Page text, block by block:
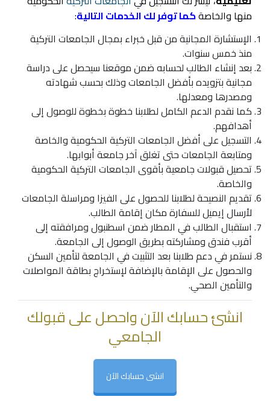
منها والخاصةكما توفر لك الخدمات التالية:
الإستشارة المجانية من قبل خبراء بمجال الجامعات التركية
منذ خمس سنوات.
بعد إنشاء الطالب لحسابه ضمن موقعنا سيحصل على دراسة
مجانية بتزويده بأفضل الجامعات وذلك بحسب شهادته
ومصدرها ومعدلها.
كما نقدم الدعم الكامل لطلابنا خطوة بخطوة للوصول إلى
أهدافهم.
التسجيل على أفضل الجامعات التركية الحكومية والخاصة
ومتابعة الجامعات حتى تغلق آخر جامعة أبوابها.
تحصيل قبولات جامعية بأقوى الجامعات التركية الحكومية
والخاصة.
تقديم النصيحة لطلابنا للحصول على الفيزا ومراسلة الجامعات
لأرسال إيميل للسفارة مكان إقامة الطالب.
استقبال الطالب في المطار ضمن اسطنبول ومرافقته إلى
أقرب فندق ومشاركته بطريق الوصول إلى الجامعة.
نستمر في دعم طلابنا بعد التثبيت في الجامعة لتأمين السكن
والحصول على الإقامة بالإضافة لإستخراج بطاقة المواصلات
والتأمين الصحي.
انشئ حسابك الآن واحصل على قبولك
الجامعي
انشى حسابك الآن